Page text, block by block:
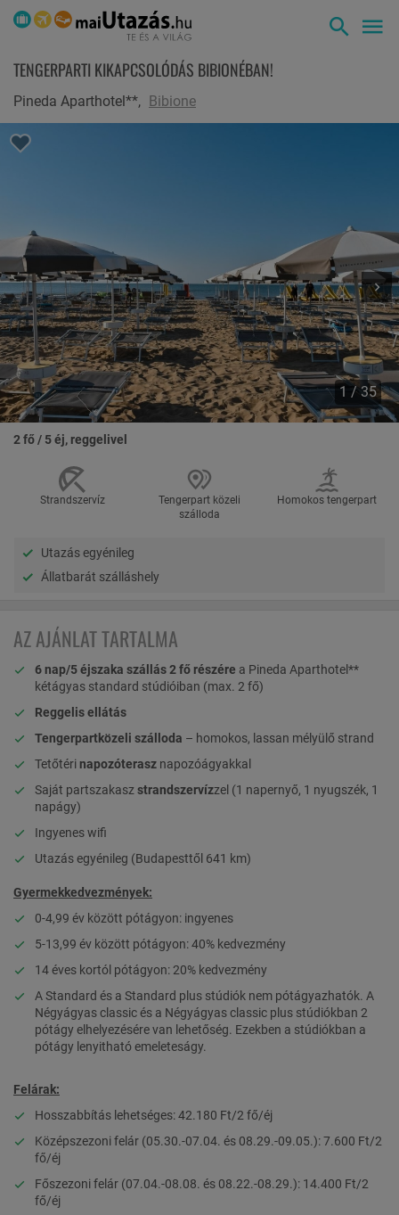
TENGERPARTI KIKAPCSOLÓDÁS BIBIONÉBAN!
Pineda Aparthotel**, Bibione
1 / 35
2 fő / 5 éj, reggelivel
Strandszervíz
Tengerpart közeli
szálloda
Homokos tengerpart
Utazás egyénileg
Állatbarát szálláshely
AZ AJÁNLAT TARTALMA
6 nap/5 éjszaka szállás 2 fő részére a Pineda Aparthotel**
kétágyas standard stúdióiban (max. 2 fő)
Reggelis ellátás
Tengerpartközeli szálloda – homokos, lassan mélyülő strand
Tetőtérinapozóterasz napozóágyakkal
Saját partszakasz strandszervízzel (1 napernyő, 1 nyugszék, 1
napágy)
Ingyenes wifi
Utazás egyénileg (Budapesttől 641 km)
Gyermekkedvezmények:
0-4,99 év között pótágyon: ingyenes
5-13,99 év között pótágyon: 40% kedvezmény
14 éves kortól pótágyon: 20% kedvezmény
A Standard és a Standard plus stúdiók nem pótágyazhatók. A
Négyágyas classic és a Négyágyas classic plus stúdiókban 2
pótágy elhelyezésére van lehetőség. Ezekben a stúdiókban a
pótágy lenyitható emeleteságy.
Felárak:
Hosszabbítás lehetséges: 42.180 Ft/2 fő/éj
Középszezoni felár (05.30.-07.04. és 08.29.-09.05.): 7.600 Ft/2
fő/éj
Főszezoni felár (07.04.-08.08. és 08.22.-08.29.): 14.400 Ft/2
fő/éj